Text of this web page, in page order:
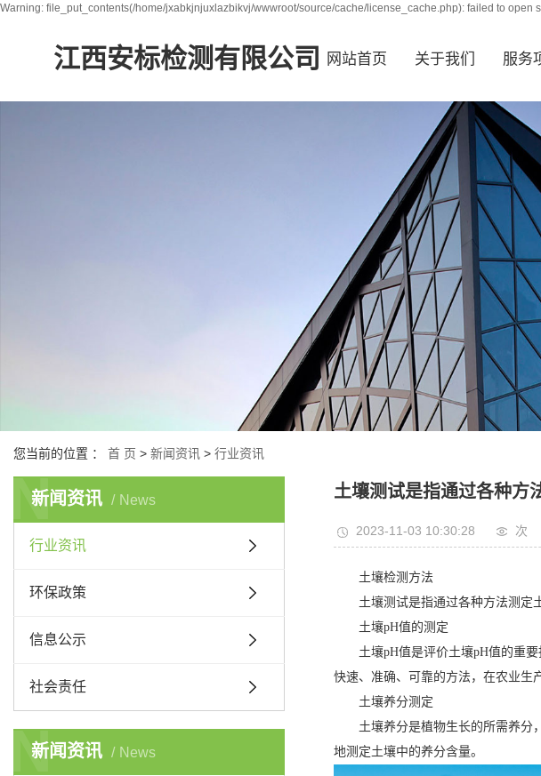
Warning: file_put_contents(/home/jxabkjnjuxlazbikvj/wwwroot/source/cache/license_cache.php): failed to
江西安标检测有限公司 网站首页 关于我们 服务
您当前的位置 ： 首 页 > 新闻资讯 > 行业资讯
新闻资讯 News
N
行业资讯
环保政策
信息公示
社会责任
新闻资讯 News
N
土壤测试是指通过各种方
2023-11-03 10:30:28 次
土壤检测方法
土壤测试是指通过各种方法测定土
土壤pH值的测定
土壤pH值是评价土壤pH值的重要
快速、准确、可靠的方法，在农业生
土壤养分测定
土壤养分是植物生长的所需养分，
地测定土壤中的养分含量。